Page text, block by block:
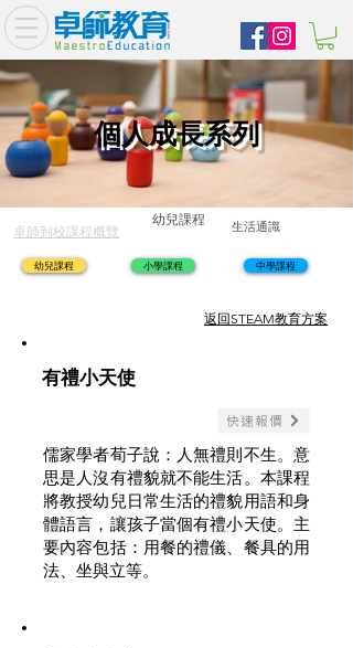
個人成長系列
卓師到校課程概覽 生活通識
幼兒課程
幼兒課程 小學課程 中學課程
​返回STEAM教育方案
有禮小天使
快速報價
儒家學者荀子說：人無禮則不生。意
思是人沒有禮貌就不能生活。本課程
將教授幼兒日常生活的禮貌用語和身
體語言，讓孩子當個有禮小天使。主
要內容包括：用餐的禮儀、餐具的用
法、坐與立等。